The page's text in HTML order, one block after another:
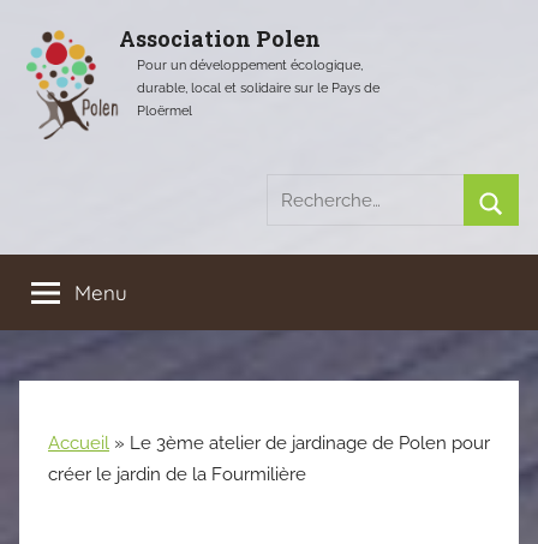
contenu
Association Polen
Pour un développement écologique,
durable, local et solidaire sur le Pays de
Ploërmel
Recherche
:
Menu
Accueil » Le 3ème atelier de jardinage de Polen pour
créer le jardin de la Fourmilière